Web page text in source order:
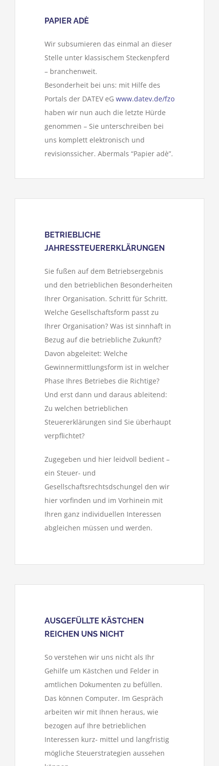
PAPIER ADÈ
Wir subsumieren das einmal an dieser
Stelle unter klassischem Steckenpferd
– branchenweit.
Besonderheit bei uns: mit Hilfe des
Portals der DATEV eG www.datev.de/fzo
haben wir nun auch die letzte Hürde
genommen – Sie unterschreiben bei
uns komplett elektronisch und
revisionssicher. Abermals “Papier adè”.
BETRIEBLICHE
JAHRESSTEUERERKLÄRUNGEN
Sie fußen auf dem Betriebsergebnis
und den betrieblichen Besonderheiten
Ihrer Organisation. Schritt für Schritt.
Welche Gesellschaftsform passt zu
Ihrer Organisation? Was ist sinnhaft in
Bezug auf die betriebliche Zukunft?
Davon abgeleitet: Welche
Gewinnermittlungsform ist in welcher
Phase Ihres Betriebes die Richtige?
Und erst dann und daraus ableitend:
Zu welchen betrieblichen
Steuererklärungen sind Sie überhaupt
verpflichtet?
Zugegeben und hier leidvoll bedient –
ein Steuer- und
Gesellschaftsrechtsdschungel den wir
hier vorfinden und im Vorhinein mit
Ihren ganz individuellen Interessen
abgleichen müssen und werden.
AUSGEFÜLLTE KÄSTCHEN
REICHEN UNS NICHT
So verstehen wir uns nicht als Ihr
Gehilfe um Kästchen und Felder in
amtlichen Dokumenten zu befüllen.
Das können Computer. Im Gespräch
arbeiten wir mit Ihnen heraus, wie
bezogen auf Ihre betrieblichen
Interessen kurz- mittel und langfristig
mögliche Steuerstrategien aussehen